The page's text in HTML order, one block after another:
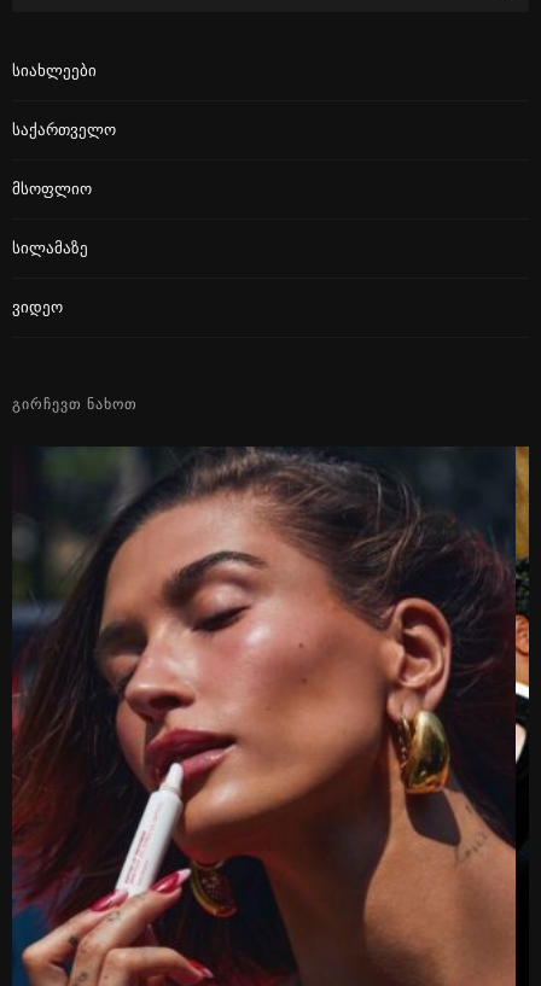
Სიახლეები
Საქართველო
Მსოფლიო
Სილამაზე
Ვიდეო
ᲒᲘᲠᲩᲔᲕᲗ ᲜᲐᲮᲝᲗ